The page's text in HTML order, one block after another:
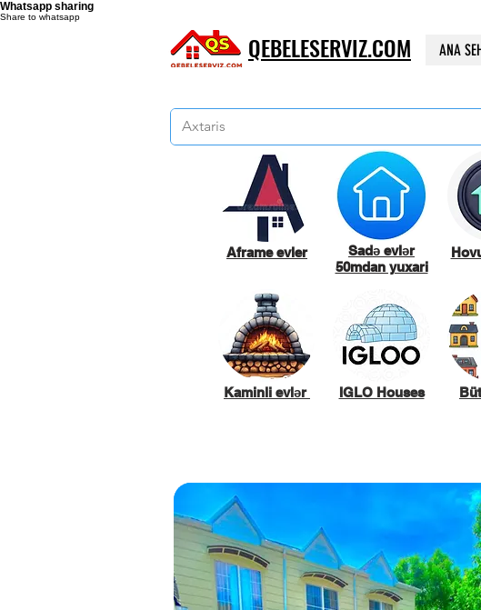
Whatsapp sharing
Share to whatsapp
QEBELESERVIZ.COM ANA
Aframe evler
Kaminli evlər
Sadə evlər
50mdan yuxari
IGLO Houses